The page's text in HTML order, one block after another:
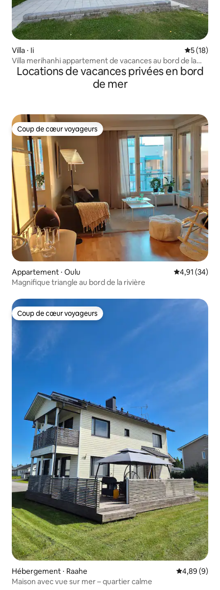
Villa ⋅ Ii
5 (18)
Villa merihanhi appartement de vacances au bord de la
mer
Locations de vacances privées en bord
de mer
Coup de cœur voyageurs
Coup de cœur voyageurs
Appartement ⋅ Oulu Évaluation
4,91 (34)
Magnifique triangle au bord de la rivière
Coup de cœur voyageurs
Coup de cœur voyageurs
Hébergement ⋅ Raahe Évaluation
4,89 (9)
Maison avec vue sur mer – quartier calme